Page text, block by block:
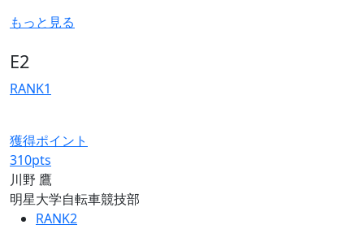
もっと見る
E2
RANK1
獲得ポイント
310pts
川野 鷹
明星大学自転車競技部
RANK2